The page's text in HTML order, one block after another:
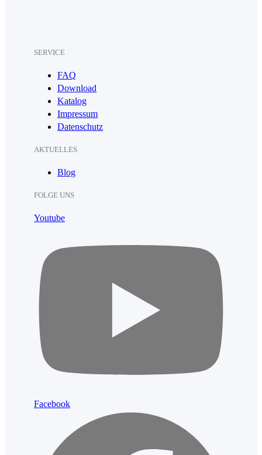
SERVICE
FAQ
Download
Katalog
Impressum
Datenschutz
AKTUELLES
Blog
FOLGE UNS
Youtube
Facebook